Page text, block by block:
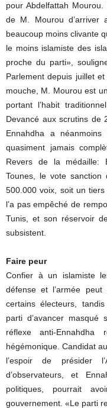
pour Abdelfattah
de M. Mourou d’arriver
beaucoup moins clivante
le moins islamiste des
proche du parti»,
Parlement depuis juillet
mouche, M. Mourou est
portant l’habit
Devancé aux scrutins de
Ennahdha a
quasiment jamais
Revers de la médaille:
Tounes, le vote sanction
500.000 voix, soit un
l’a pas empêché de
Tunis, et son réservoir
subsistent.
Faire peur
Confier à un islamiste
défense et l’armée
certains électeurs,
parti d’avancer
réflexe anti-
hégémonique. Candidat
l’espoir de présider
d’observateurs, et
politiques, pourrait
gouvernement. «Le parti